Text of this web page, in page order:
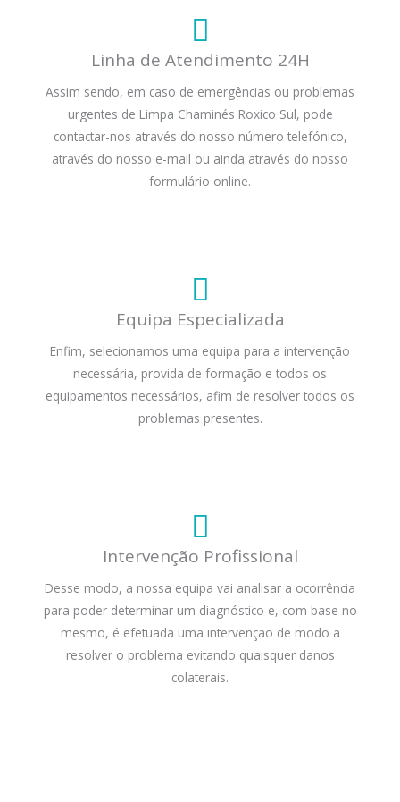
Linha de Atendimento 24H
Assim sendo, em caso de emergências ou problemas
urgentes de Limpa Chaminés Roxico Sul, pode
contactar-nos através do nosso número telefónico,
através do nosso e-mail ou ainda através do nosso
formulário online.
Equipa Especializada
Enfim, selecionamos uma equipa para a intervenção
necessária, provida de formação e todos os
equipamentos necessários, afim de resolver todos os
problemas presentes.
Intervenção Profissional
Desse modo, a nossa equipa vai analisar a ocorrência
para poder determinar um diagnóstico e, com base no
mesmo, é efetuada uma intervenção de modo a
resolver o problema evitando quaisquer danos
colaterais.